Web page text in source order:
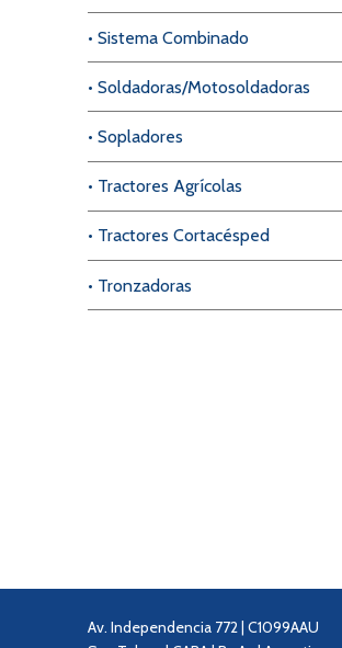
• Sistema Combinado
• Soldadoras/Motosoldadoras
• Sopladores
• Tractores Agrícolas
• Tractores Cortacésped
• Tronzadoras
Av. Independencia 772 | C1099AAU